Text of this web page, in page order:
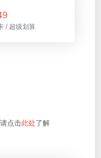
/ 超级划算
点击此处了解